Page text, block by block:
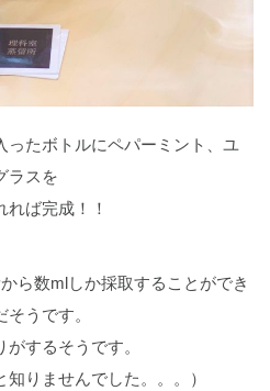
ったボトルにペパーミント、ユ
ラスを
れば完成！！
ら数mlしか採取することができ
うです。
するそうです。
知りませんでした。。。）